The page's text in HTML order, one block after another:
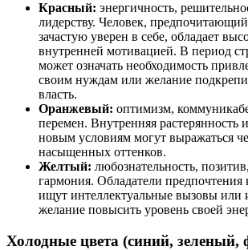
Красный: энергичность,
лидерству. Человек,
зачастую уверен в себе, обладает
внутренней мотивацией. В период
может означать необходимость
своим нуждам или желание
власть.
Оранжевый: оптимизм,
перемен. Внутренняя растерянность
новым условиям могут выражаться
насыщенных оттенков.
Желтый: любознательность,
гармония. Обладатели предпочтения
ищут интеллектуальные вызовы
желание повысить уровень своей
Холодные цвета (синий, зеленый,